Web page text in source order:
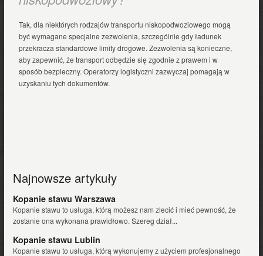
Tak, dla niektórych rodzajów transportu niskopodwoziowego mogą
być wymagane specjalne zezwolenia, szczególnie gdy ładunek
przekracza standardowe limity drogowe. Zezwolenia są konieczne,
aby zapewnić, że transport odbędzie się zgodnie z prawem i w
sposób bezpieczny. Operatorzy logistyczni zazwyczaj pomagają w
uzyskaniu tych dokumentów.
Najnowsze artykuły
Kopanie stawu Warszawa
Kopanie stawu to usługa, którą możesz nam zlecić i mieć pewność, że
zostanie ona wykonana prawidłowo. Szereg dział...
Kopanie stawu Lublin
Kopanie stawu to usługa, którą wykonujemy z użyciem profesjonalnego